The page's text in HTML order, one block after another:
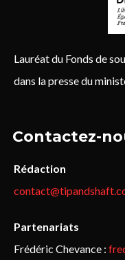
Lauréat du Fonds de
dans la presse du
Contactez-
Rédaction
Partenariats
Frédéric Chevance :